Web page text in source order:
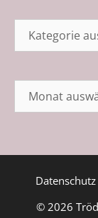
Kategorien
Datenschutz
© 2026